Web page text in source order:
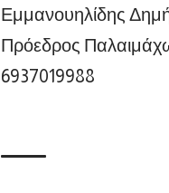
Εμμανουηλίδης
Πρόεδρος
6937019988